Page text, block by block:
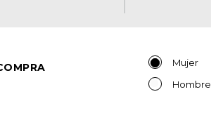
Mujer
Hombre